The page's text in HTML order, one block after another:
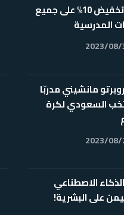
تخفيض 10% على جميع
المدرسية
2023/
روبرتو مانشيني مدربّا
السعودي لكرة
2023/
الذكاء الاصطناعي
على البشرية!